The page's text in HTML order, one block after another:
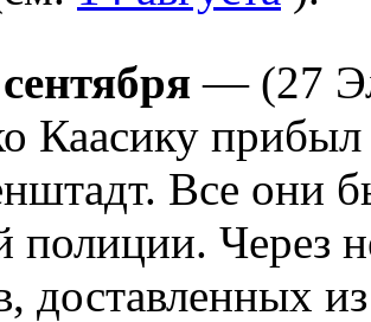
— (27
Каасику
Все они
полиции. Через
доставленных